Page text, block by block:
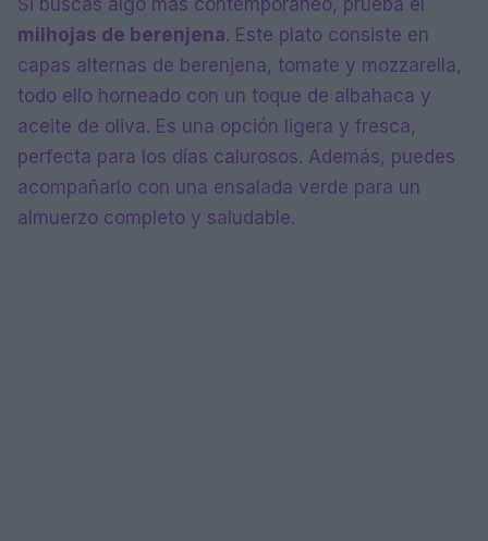
Si buscas algo más contemporáneo, prueba el
milhojas de berenjena. Este plato consiste en
capas alternas de berenjena, tomate y mozzarella,
todo ello horneado con un toque de albahaca y
aceite de oliva. Es una opción ligera y fresca,
perfecta para los días calurosos. Además, puedes
acompañarlo con una ensalada verde para un
almuerzo completo y saludable.